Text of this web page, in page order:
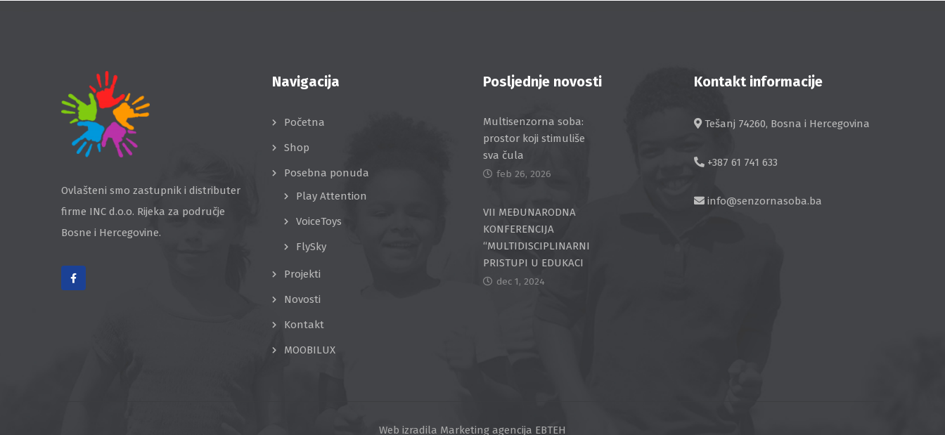
Ovlašteni smo zastupnik i distributer
firme INC d.o.o. Rijeka za područje
Bosne i Hercegovine.
Navigacija
Početna
Shop
Posebna ponuda
Play Attention
VoiceToys
FlySky
Projekti
Novosti
Kontakt
MOOBILUX
Posljednje novosti
Multisenzorna soba:
prostor koji stimuliše
sva čula
feb 26, 2026
VII MEĐUNARODNA
KONFERENCIJA
“MULTIDISCIPLINARNI
PRISTUPI U EDUKACI
dec 1, 2024
Kontakt informacije
Tešanj 74260, Bosna i Hercegovina
+387 61 741 633
info@senzornasoba.ba
Web izradila Marketing agencija EBTEH